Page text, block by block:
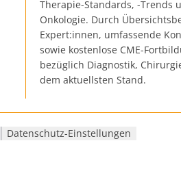
Therapie-Standards, -Trends
Onkologie. Durch
Expert:innen, umfassende
sowie kostenlose CME-
bezüglich Diagnostik,
dem aktuellsten Stand.
Datenschutz-Einstellungen